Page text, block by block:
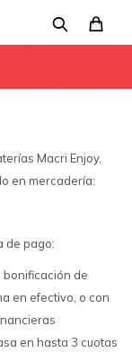
Macri Enjoy,
en mercadería:
de pago:
bonificación de
en efectivo, o con
en hasta 3 cuotas